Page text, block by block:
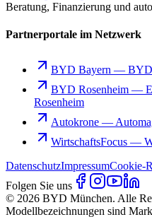
Beratung, Finanzierung und
Partnerportale im Netzwerk
BYD Bayern — BYD
BYD Rosenheim —
Rosenheim
Autokrone —
WirtschaftsFocus —
DatenschutzImpressumCookie-
Folgen Sie uns
© 2026 BYD München. Alle
Modellbezeichnungen sind